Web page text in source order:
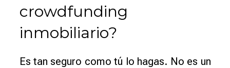
crowdfunding
inmobiliario?
Es tan seguro como tú lo hagas. No es un